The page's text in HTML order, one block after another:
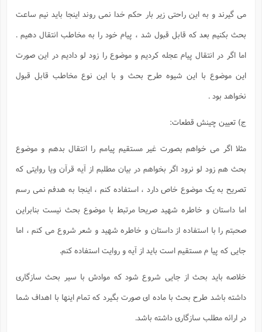
می گیرند و به این راحتی زیر بار حکم خدا نمی روند اینجا باید نیم ساعت
بحث بکنیم بعد که قابل قبول شد ، پیام خود را به مخاطب انتقال دهیم .
اما اگر در انتقال پیام عجله کردیم و موضوع را زود لو دادیم در این صورت
این موضوع با این شیوه طرح بحث و با این نوع مخاطب قابل قبول
نخواهد بود .
ج) تعیین چینش قطعات:
مثلا اگر می خواهم بصورت غیر مستقیم پیامم را انتقال بدهم و موضوع
بحث هم زود لو نرود اگر بخواهم در بیان مطلبم از آیه قرآن ویا روایتی که
تصریح به یک موضوع خاص دارد ، استفاده کنم ، اینجا به هدفم نمی رسم
اما داستان و خاطره شهید صریحا مرتبط با موضوع بحث نیست بنابراین
صحبتم را با استفاده از داستان و خاطره شهید و شعر شروع می کنم ، اما
جایی که پیا م مستقیم است باید از آیه و روایت استفاده کنم.
خلاصه باید بحث از جایی شروع شود که موادش با سیر بحث سازگاری
داشته باشد طرح بحث با ماده ای صورت بگیرد که تمام اینها با اهداف شما
در ارائه مطلب سازگاری داشته باشد.